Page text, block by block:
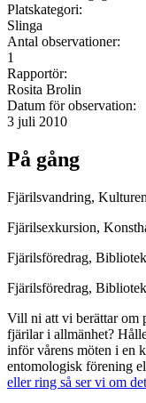
Platskategori:
Slinga
Antal observationer:
1
Rapportör:
Rosita Brolin
Datum för observation:
3 juli 2010
På gång
Fjärilsvandring,
Fjärilsexkursion,
Fjärilsföredrag,
Fjärilsföredrag,
Vill ni att vi berättar om
fjärilar i allmänhet?
inför vårens möten i en
entomologisk förening
eller ring så ser vi om